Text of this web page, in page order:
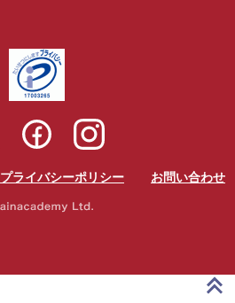
プライバシーポリシー お問い合わせ